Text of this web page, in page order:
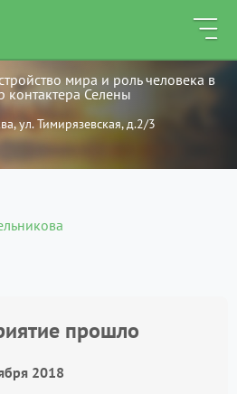
мира и роль человека в
контактера Селены
ул. Тимирязевская, д.2/3
прошло
2018